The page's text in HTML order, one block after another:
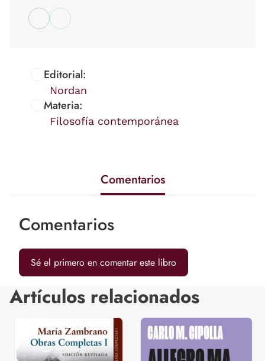
Editorial:
Nordan
Materia:
Filosofía contemporánea
Comentarios
Comentarios
Sé el primero en comentar este libro
Artículos relacionados